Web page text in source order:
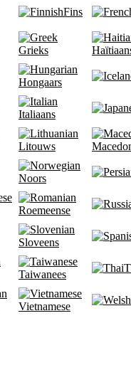
Fins
Grieks
Hongaars
Italiaans
Litouws
Noors
Roemeense
Sloveens
Taiwanees
Vietnamese